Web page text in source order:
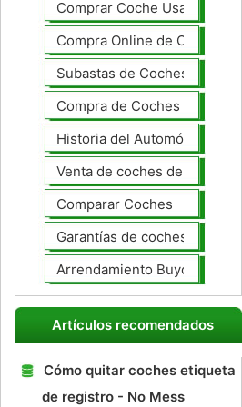
Comprar Coche Usado
Compra Online de Coches
Subastas de Coches
Compra de Coches Basics
Historia del Automóvil
Venta de coches de lujo
Comparar Coches
Garantías de coches ampliado
Arrendamiento Buyout
Artículos recomendados
Cómo quitar coches etiqueta
de registro - No Mess